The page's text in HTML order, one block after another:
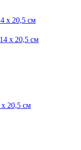
х 20,5 см
х 20,5 см